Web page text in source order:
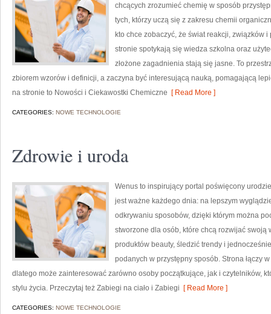
chcących zrozumieć chemię w sposób
tych, którzy uczą się z zakresu chemii
kto chce zobaczyć, że świat reakcji, związków
stronie spotykają się wiedza szkolna oraz
złożone zagadnienia stają się jasne. To
zbiorem wzorów i definicji, a zaczyna być interesującą nauką, pomagającą
na stronie to Nowości i Ciekawostki Chemiczne [ Read More ]
CATEGORIES: NOWE TECHNOLOGIE
Zdrowie i uroda
Wenus to inspirujący portal poświęcony
jest ważne każdego dnia: na lepszym
odkrywaniu sposobów, dzięki którym można
stworzone dla osób, które chcą rozwijać swoją
produktów beauty, śledzić trendy i
podanych w przystępny sposób. Strona łączy
dlatego może zainteresować zarówno osoby początkujące, jak i czytelników,
stylu życia. Przeczytaj też Zabiegi na ciało i Zabiegi [ Read More ]
CATEGORIES: NOWE TECHNOLOGIE